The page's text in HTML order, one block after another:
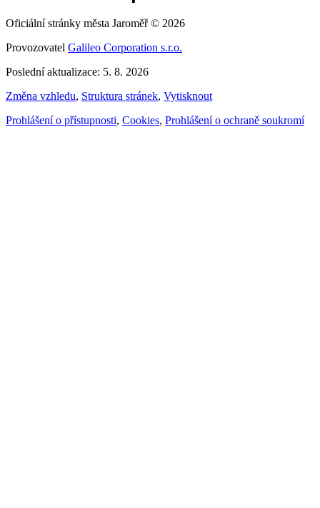
Oficiální stránky města Jaroměř © 2026
Provozovatel Galileo Corporation s.r.o.
Poslední aktualizace: 5. 8. 2026
Změna vzhledu, Struktura stránek, Vytisknout
Prohlášení o přístupnosti, Cookies, Prohlášení o ochraně soukromí